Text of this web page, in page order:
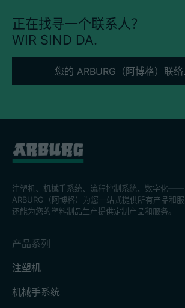
正在找寻一个联系人？
WIR SIND DA.
您的 ARBURG（阿博格）联络
注塑机、机械手系统、流程控制系統、数字化——
ARBURG（阿博格）为您一站式提供所有产品和服
还能为您的塑料制品生产提供定制产品和服务。
产品系列
注塑机
机械手系统